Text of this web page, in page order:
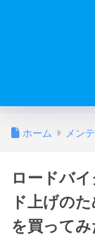
ホーム メン
ロードバ
ド上げの
を買ってみ